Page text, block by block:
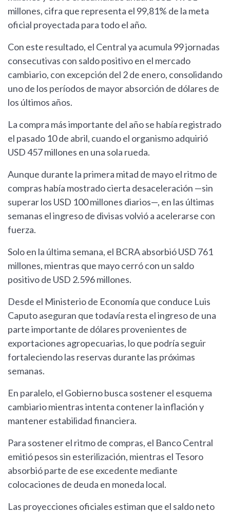
millones, cifra que representa el 99,81% de la meta
oficial proyectada para todo el año.
Con este resultado, el Central ya acumula 99 jornadas
consecutivas con saldo positivo en el mercado
cambiario, con excepción del 2 de enero, consolidando
uno de los períodos de mayor absorción de dólares de
los últimos años.
La compra más importante del año se había registrado
el pasado 10 de abril, cuando el organismo adquirió
USD 457 millones en una sola rueda.
Aunque durante la primera mitad de mayo el ritmo de
compras había mostrado cierta desaceleración —sin
superar los USD 100 millones diarios—, en las últimas
semanas el ingreso de divisas volvió a acelerarse con
fuerza.
Solo en la última semana, el BCRA absorbió USD 761
millones, mientras que mayo cerró con un saldo
positivo de USD 2.596 millones.
Desde el Ministerio de Economía que conduce Luis
Caputo aseguran que todavía resta el ingreso de una
parte importante de dólares provenientes de
exportaciones agropecuarias, lo que podría seguir
fortaleciendo las reservas durante las próximas
semanas.
En paralelo, el Gobierno busca sostener el esquema
cambiario mientras intenta contener la inflación y
mantener estabilidad financiera.
Para sostener el ritmo de compras, el Banco Central
emitió pesos sin esterilización, mientras el Tesoro
absorbió parte de ese excedente mediante
colocaciones de deuda en moneda local.
Las proyecciones oficiales estiman que el saldo neto